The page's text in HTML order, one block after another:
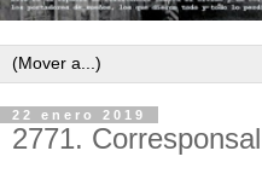
22 enero 2019
2771.